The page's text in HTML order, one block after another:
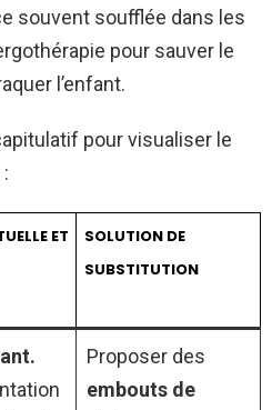
souvent soufflée dans les
pour sauver le
l’enfant.
pour visualiser le
ET
SOLUTION DE
SUBSTITUTION
Proposer des
embouts de